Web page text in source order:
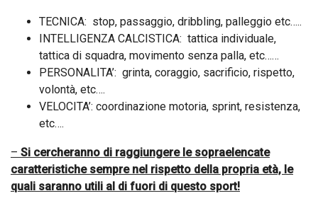
TECNICA: stop, passaggio, dribbling, palleggio etc…..
INTELLIGENZA CALCISTICA: tattica individuale,
tattica di squadra, movimento senza palla, etc……
PERSONALITA’: grinta, coraggio, sacrificio, rispetto,
volontà, etc….
VELOCITA’: coordinazione motoria, sprint, resistenza,
etc….
– Si cercheranno di raggiungere le sopraelencate
caratteristiche sempre nel rispetto della propria età, le
quali saranno utili al di fuori di questo sport!